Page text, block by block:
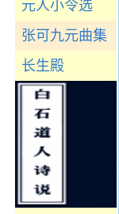
元人小令选
张可九元曲集
长生殿